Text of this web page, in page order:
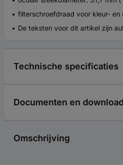
filterschroefdraad voor kleur- en
De teksten voor dit artikel zijn
Technische specificaties
Documenten en
Omschrijving